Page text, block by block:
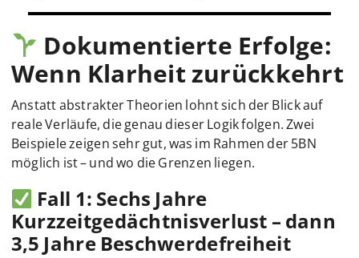
Dokumentierte Erfolge:
Wenn Klarheit zurückkehrt
Anstatt abstrakter Theorien lohnt sich der Blick auf
reale Verläufe, die genau dieser Logik folgen. Zwei
Beispiele zeigen sehr gut, was im Rahmen der 5BN
möglich ist – und wo die Grenzen liegen.
Fall 1: Sechs Jahre
Kurzzeitgedächtnisverlust – dann
3,5 Jahre Beschwerdefreiheit